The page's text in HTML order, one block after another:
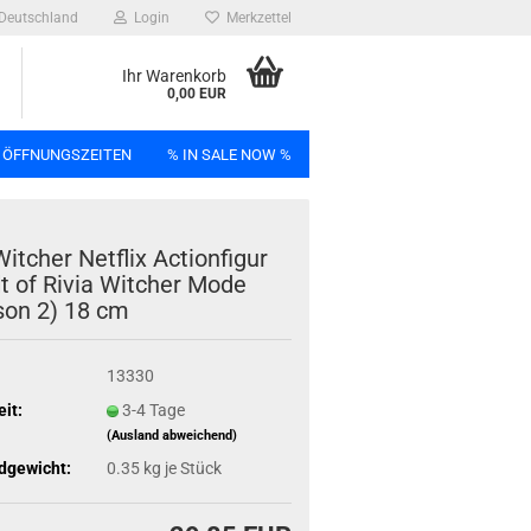
Deutschland Login Merkzettel
Ihr Warenkorb
0,00 EUR
% IN SALE NOW %
Net­flix Ac­tion­fi­gur
of Rivia Wit­cher Mode
2) 18 cm
13330
3-4 Tage
(Ausland abweichend)
0.35kg je Stück